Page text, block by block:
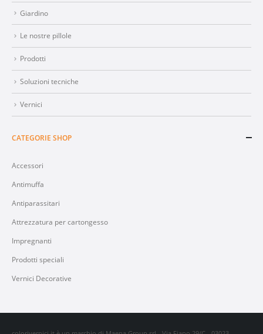
Giardino
Le nostre pillole
Prodotti
Soluzioni tecniche
Vernici
CATEGORIE SHOP
Accessori
Antimuffa
Antiparassitari
Attrezzatura per cartongesso
Impregnanti
Prodotti speciali
Vernici Decorative